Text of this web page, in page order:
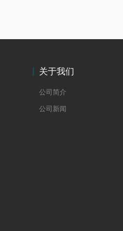
关于我们
公司简介
公司新闻